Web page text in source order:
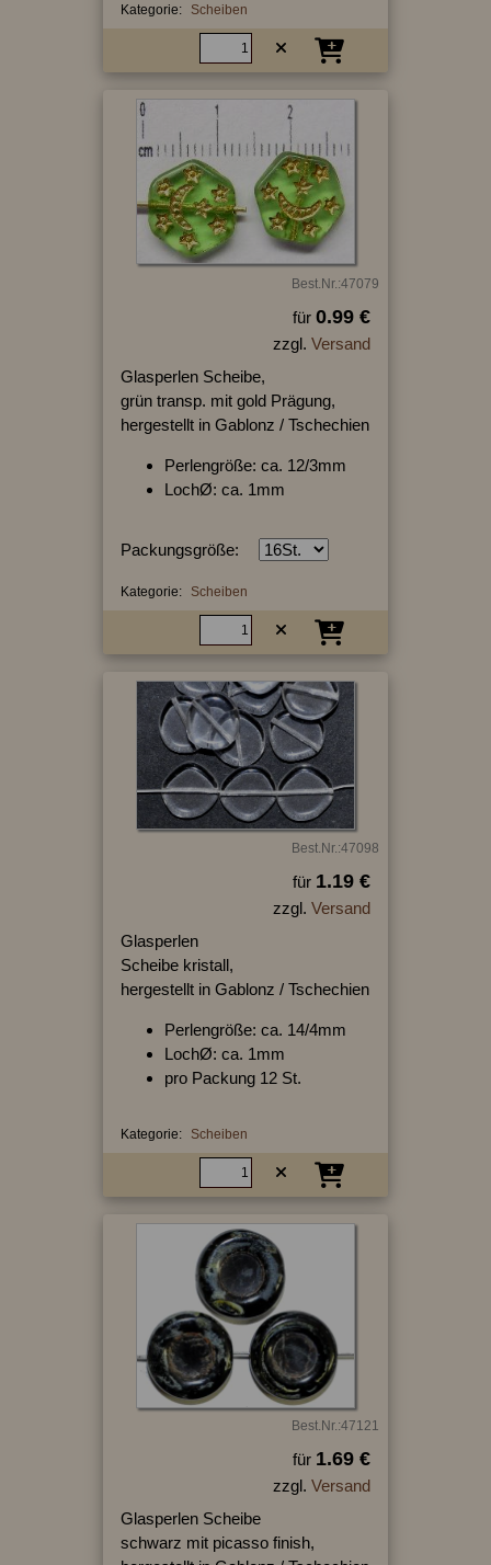
Kategorie: Scheiben
Best.Nr.:47079
für 0.99 €
zzgl. Versand
Glasperlen Scheibe,
grün transp. mit gold Prägung,
hergestellt in Gablonz / Tschechien
Perlengröße: ca. 12/3mm
LochØ: ca. 1mm
Packungsgröße:
Kategorie: Scheiben
Best.Nr.:47098
für 1.19 €
zzgl. Versand
Glasperlen
Scheibe kristall,
hergestellt in Gablonz / Tschechien
Perlengröße: ca. 14/4mm
LochØ: ca. 1mm
pro Packung 12 St.
Kategorie: Scheiben
Best.Nr.:47121
für 1.69 €
zzgl. Versand
Glasperlen Scheibe
schwarz mit picasso finish,